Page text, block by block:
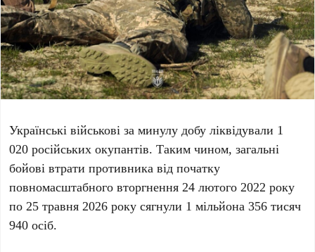
Українські військові за минулу добу ліквідували 1
020 російських окупантів. Таким чином, загальні
бойові втрати противника від початку
повномасштабного вторгнення24 лютого 2022 року
по25 травня 2026 року сягнули 1 мільйона 356 тисяч
940 осіб.